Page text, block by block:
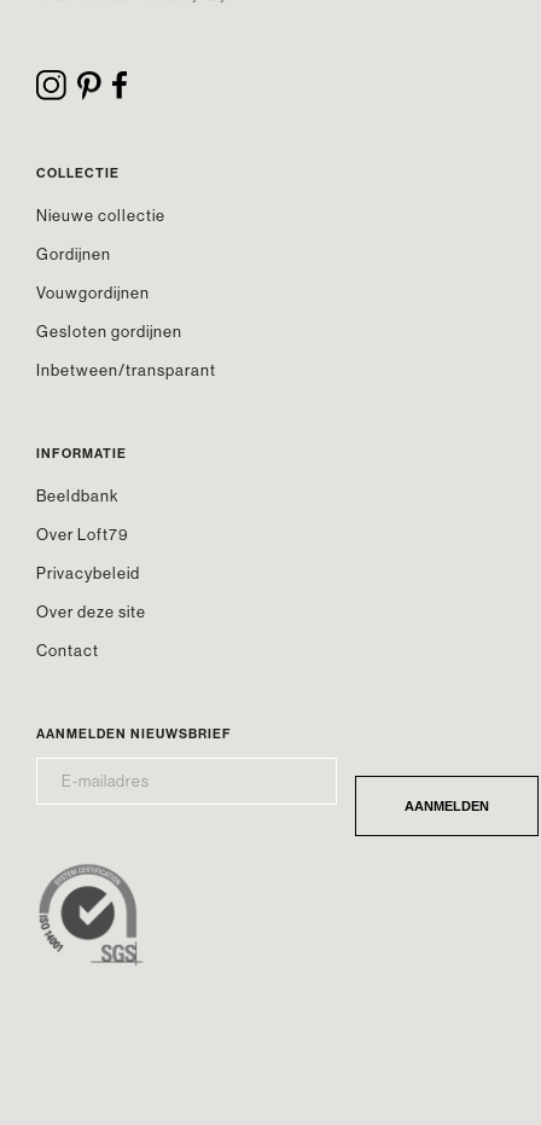
COLLECTIE
Nieuwe collectie
Gordijnen
Vouwgordijnen
Gesloten gordijnen
Inbetween/transparant
INFORMATIE
Beeldbank
Over Loft79
Privacybeleid
Over deze site
Contact
AANMELDEN NIEUWSBRIEF
MAILADRES* AANMELDEN